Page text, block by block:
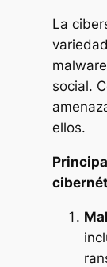
La
social.
ellos.